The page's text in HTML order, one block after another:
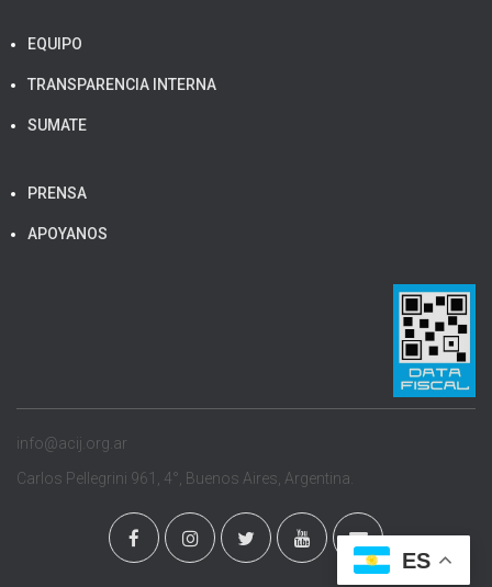
EQUIPO
TRANSPARENCIA INTERNA
SUMATE
PRENSA
APOYANOS
info@acij.org.ar
Carlos Pellegrini 961, 4°, Buenos Aires, Argentina.
ES